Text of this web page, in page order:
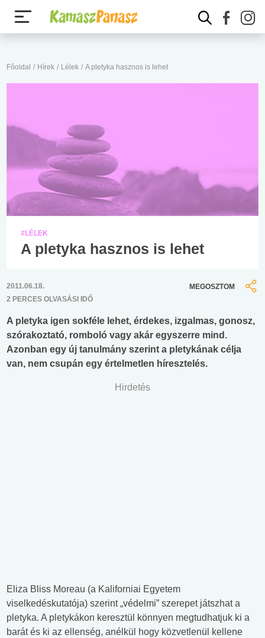
Főoldal / Hírek / Lélek / A pletyka hasznos is lehet
#LÉLEK
A pletyka hasznos is lehet
2011.06.18.
2 PERCES OLVASÁSI IDŐ
MEGOSZTOM
A pletyka igen sokféle lehet, érdekes, izgalmas, gonosz,
szórakoztató, romboló vagy akár egyszerre mind.
Azonban egy új tanulmány szerint a pletykának célja
van, nem csupán egy értelmetlen híresztelés.
Hirdetés
Eliza Bliss Moreau (a Kaliforniai Egyetem
viselkedéskutatója) szerint „védelmi” szerepet játszhat a
pletyka. A pletykákon keresztül könnyen megtudhatjuk ki a
barát és ki az ellenség, anélkül hogy közvetlenül kellene